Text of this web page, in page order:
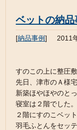
ベットの納
[納品事例] 2011
すのこの上に整圧
先日、津市のＡ様
新築ほやほやのと
寝室は２階でした。
２階にすのこベッ
羽毛ふとんをセッ